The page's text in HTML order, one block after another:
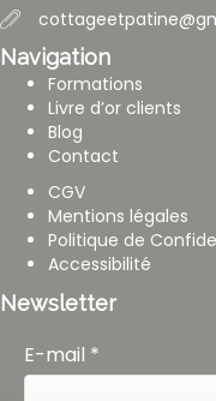
Navigation
Formations
Livre d’or clients
Blog
Contact
CGV
Mentions légales
Politique de
Accessibilité
Newsletter
E-mail *